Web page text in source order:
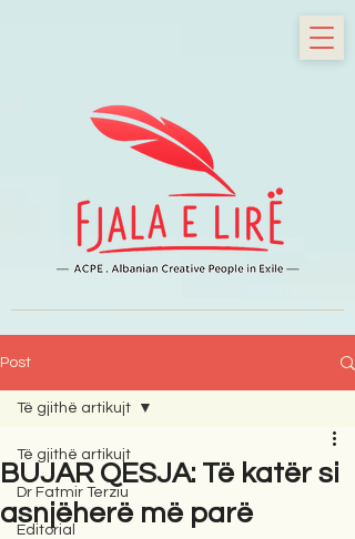
Post
Të gjithë artikujt
Dr Fatmir Terziu
Editorial
Të gjithë artikujt
BUJAR QESJA: Të katër si
asnjëherë më parë